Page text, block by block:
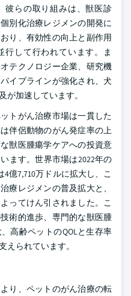
彼らの取り組みは、獣医診
別化治療レジメンの開発に
り、有効性の向上と副作用
行して行われています。ま
テクノロジー企業、研究機
イプラインが強化され、犬
が加速しています。
トがん治療市場は一貫した
伴侶動物のがん発症率の上
獣医腫瘍学ケアへの投資意
ます。世界市場は2022年の
4億7,710万ドルに拡大し、こ
療レジメンの普及拡大と、
ってけん引されました。こ
術的進歩、専門的な獣医腫
高齢ペットのQOLと生存率
えられています。
り、ペットのがん治療の転